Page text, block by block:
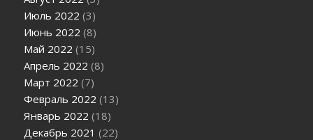
Июль 2022 (3)
Июнь 2022 (8)
Май 2022 (15)
Апрель 2022 (8)
Март 2022 (7)
Февраль 2022 (13)
Январь 2022 (18)
Декабрь 2021 (22)